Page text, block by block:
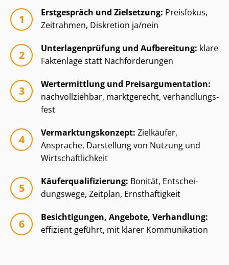
Erstgespräch und Zielsetzung: Preisfokus,
Zeitrahmen, Diskretion ja/nein
Un­ter­la­gen­prü­fung und Aufbereitung: klare
Faktenlage statt Nachforderungen
Wertermittlung und Preisar­gu­men­ta­ti­on:
nachvollziehbar, marktgerecht, ver­hand­lungs­
fest
Ver­mark­tungs­kon­zept: Zielkäufer,
Ansprache, Darstellung von Nutzung und
Wirt­schaft­lich­keit
Käu­fer­qua­li­fi­zie­rung: Bonität, Ent­schei­
dungs­we­ge, Zeitplan, Ernsthaftigkeit
Besichtigungen, Angebote, Verhandlung:
effizient geführt, mit klarer Kommunikation